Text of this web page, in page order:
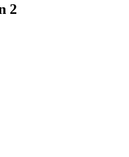
2